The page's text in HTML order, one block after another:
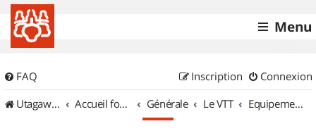
Menu
FAQ Connexion
Inscription
UtagawaVTT (Randos VTT et VTTAE avec traces GPS)
Accueil forum Générale Le VTT Equipements et Accessoires